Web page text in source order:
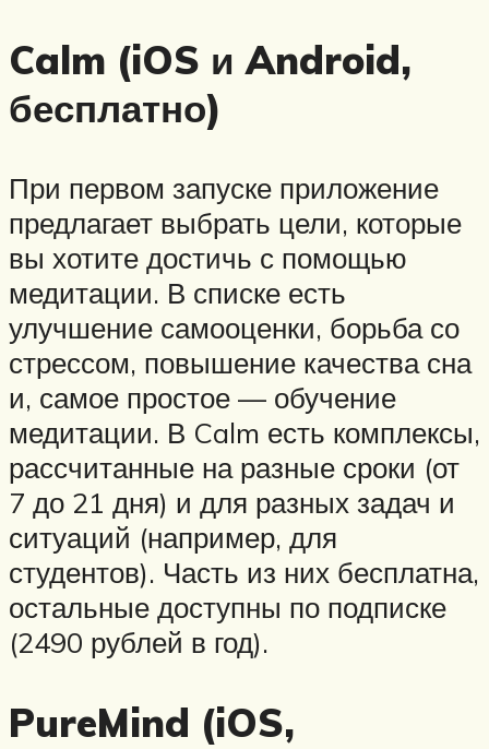
Calm (iOS и Android,
бесплатно)
При первом запуске приложение
предлагает выбрать цели, которые
вы хотите достичь с помощью
медитации. В списке есть
улучшение самооценки, борьба со
стрессом, повышение качества сна
и, самое простое — обучение
медитации. В Calm есть комплексы,
рассчитанные на разные сроки (от
7 до 21 дня) и для разных задач и
ситуаций (например, для
студентов). Часть из них бесплатна,
остальные доступны по подписке
(2490 рублей в год).
PureMind (iOS,